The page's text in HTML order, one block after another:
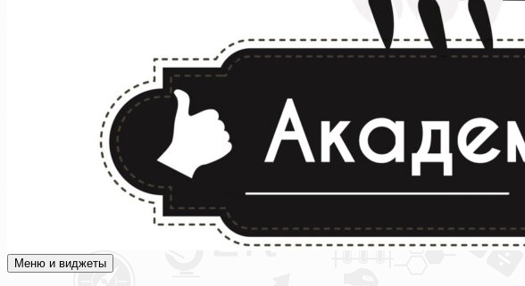
Академия СОВА
Подготовка к ЕГЭ, ОГЭ, ВПР, МЦКО, СтатГрад, КДР, ВОШ, олимпиады и конкурсы
Меню и виджеты